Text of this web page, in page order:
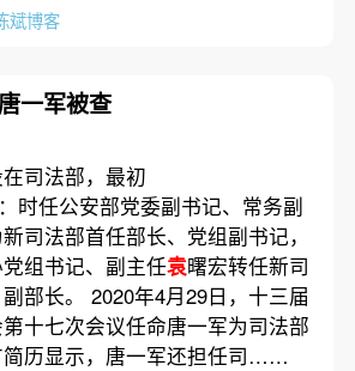
斌博客
一军被查
司法部，最初
时任公安部党委副书记、常务副
司法部首任部长、党组副书记，
组书记、副主任袁曙宏转任新司
部长。 2020年4月29日，十三届
十七次会议任命唐一军为司法部
简历显示，唐一军还担任司……